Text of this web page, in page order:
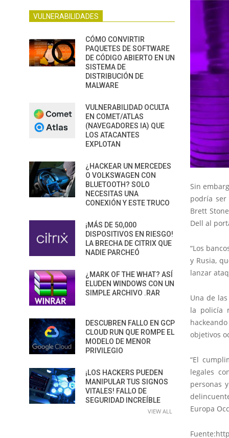
Sin
podría
Brett
Dell al
“Los
y Rusia,
lanzar
Una de
la policía
objetivos
“El
legales
personas
Europa
VULNERABILIDADES
CÓMO CONVIRTIR
PAQUETES DE SOFTWARE
DE CÓDIGO ABIERTO EN UN
SISTEMA DE
DISTRIBUCIÓN DE
MALWARE
VULNERABILIDAD OCULTA
EN COMET/ATLAS
(NAVEGADORES IA) QUE
LOS ATACANTES
EXPLOTAN
¿HACKEAR UN MERCEDES
O VOLKSWAGEN CON
BLUETOOTH? SOLO
NECESITAS UNA
CONEXIÓN Y ESTE TRUCO
¡MÁS DE 50,000
DISPOSITIVOS EN RIESGO!
LA BRECHA DE CITRIX QUE
NADIE PARCHEÓ
¿MARK OF THE WHAT? ASÍ
ELUDEN WINDOWS CON UN
SIMPLE ARCHIVO .RAR
DESCUBREN FALLO EN GCP
CLOUD RUN QUE ROMPE EL
MODELO DE MENOR
PRIVILEGIO
¡LOS HACKERS PUEDEN
MANIPULAR TUS SIGNOS
VITALES! FALLO DE
SEGURIDAD INCREÍBLE
VIEW ALL